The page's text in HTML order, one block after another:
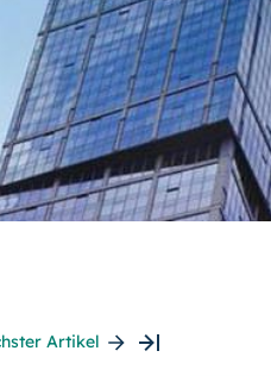
Artikel